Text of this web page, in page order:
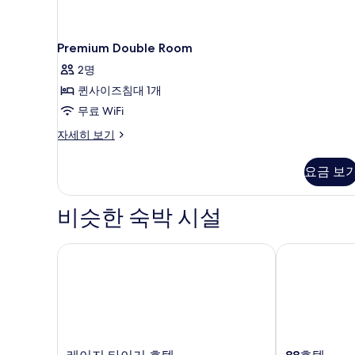
Premium Double Room
2명
퀸사이즈침대 1개
무료 WiFi
자세히 보기
Premium
세
보
요금 보
비슷한 숙박 시설
레이지 타이거 호텔 88호텔